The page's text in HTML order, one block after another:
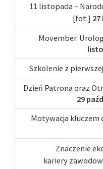
11 listopada –
[fot.]
Movember.
Szkolenie z
Dzień Patrona oraz
29
Motywacja kluczem
Znaczenie
kariery